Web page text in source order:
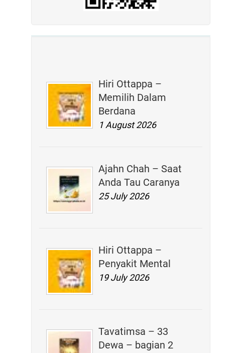
Hiri Ottappa –
Memilih Dalam
Berdana
1 August 2026
Ajahn Chah – Saat
Anda Tau Caranya
25 July 2026
Hiri Ottappa –
Penyakit Mental
19 July 2026
Tavatimsa – 33
Dewa – bagian 2